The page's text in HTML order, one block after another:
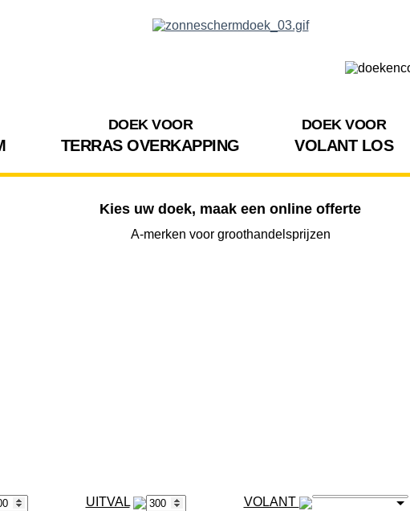
DOEK VOOR
TERRAS OVERKAPPING
DOEK VOOR
VOLANT LOS
Kies uw doek, maak een online offerte
A-merken voor groothandelsprijzen
VOLANT